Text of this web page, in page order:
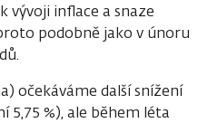
vývoji inflace a snaze
podobně jako v únoru
očekáváme další snížení
5,75 %), ale během léta